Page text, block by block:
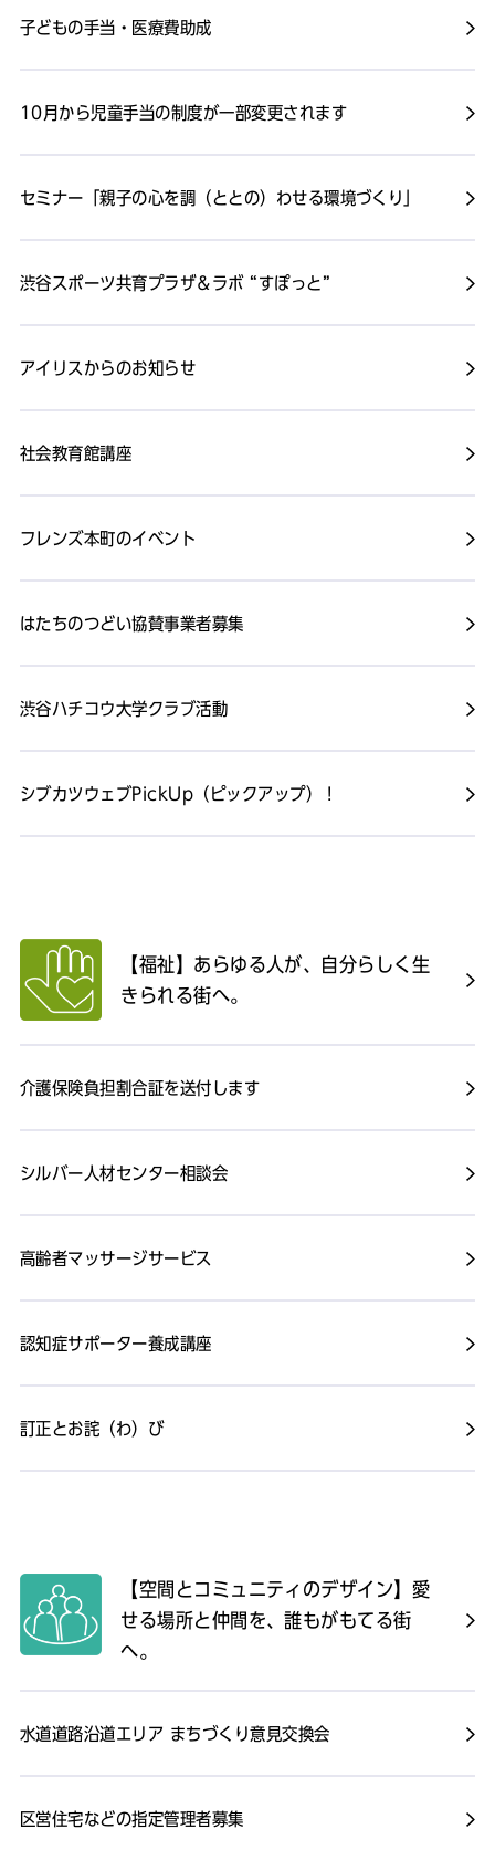
子どもの手当・医療費助成
10月から児童手当の制度が一部変更されます
セミナー「親子の心を調（ととの）わせる環境づくり」
渋谷スポーツ共育プラザ＆ラボ “すぽっと”
アイリスからのお知らせ
社会教育館講座
フレンズ本町のイベント
はたちのつどい協賛事業者募集
渋谷ハチコウ大学クラブ活動
シブカツウェブPickUp（ピックアップ）！
【福祉】あらゆる人が、自分らしく生
きられる街へ。
介護保険負担割合証を送付します
シルバー人材センター相談会
高齢者マッサージサービス
認知症サポーター養成講座
訂正とお詫（わ）び
【空間とコミュニティのデザイン】愛
せる場所と仲間を、誰もがもてる街
へ。
水道道路沿道エリア まちづくり意見交換会
区営住宅などの指定管理者募集